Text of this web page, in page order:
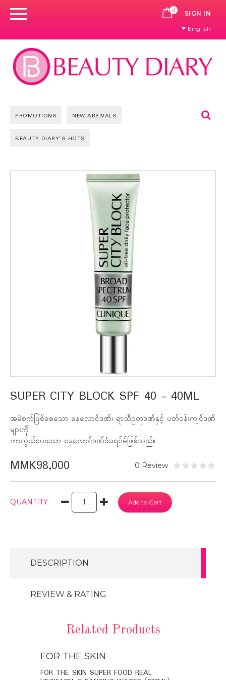
0 CART
SIGN IN
English
PROMOTIONS NEW ARRIVALS
BEAUTY DIARY'S HOTS
SUPER CITY BLOCK SPF 40 - 40ML
အမဲစက်ဖြစ်စေသော နေလောင်ဒဏ်၊ ရာသီဥတုဒဏ်နှင့် ပတ်ဝန်းကျင်ဒဏ်
များကို
ကာကွယ်ပေးသော နေလောင်ဒဏ်ခံခရင်မ်ဖြစ်သည်။
MMK98,000 0 Review
QUANTITY
DESCRIPTION
REVIEW & RATING
Related Products
FOR THE SKIN
FOR THE SKIN SUPER FOOD REAL